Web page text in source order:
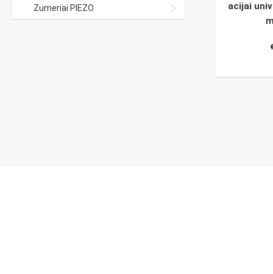
Zumeriai PIEZO
acijai